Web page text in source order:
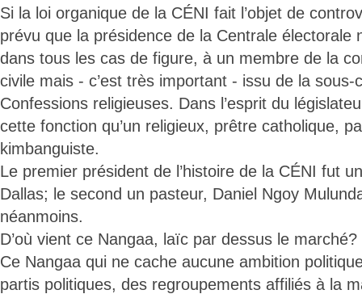
Si la loi organique de la CÉNI fait l’objet de
prévu que la présidence de la Centrale électorale
dans tous les cas de figure, à un membre de la
civile mais - c’est très important - issu de la sous-
Confessions religieuses. Dans l’esprit du
cette fonction qu’un religieux, prêtre catholique,
kimbanguiste.
Le premier président de l’histoire de la CÉNI fut
Dallas; le second un pasteur, Daniel Ngoy
néanmoins.
D’où vient ce Nangaa, laïc par dessus le
Ce Nangaa qui ne cache aucune ambition
partis politiques, des regroupements affiliés à la